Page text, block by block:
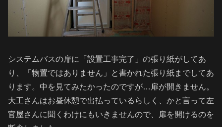
システムバスの扉に「設置工事完了」の張り紙がしてあ
り、「物置ではありません」と書かれた張り紙までしてあ
ります。中を見てみたかったのですが…扉が開きません。
大工さんはお昼休憩で出払っているらしく、かと言って左
官屋さんに聞くわけにもいきませんので、扉を開けるのを